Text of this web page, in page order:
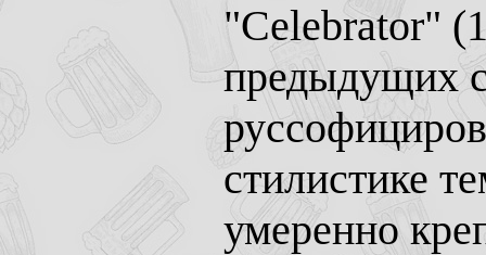
"Celebrator"
предыдущих
стилистике
умеренно